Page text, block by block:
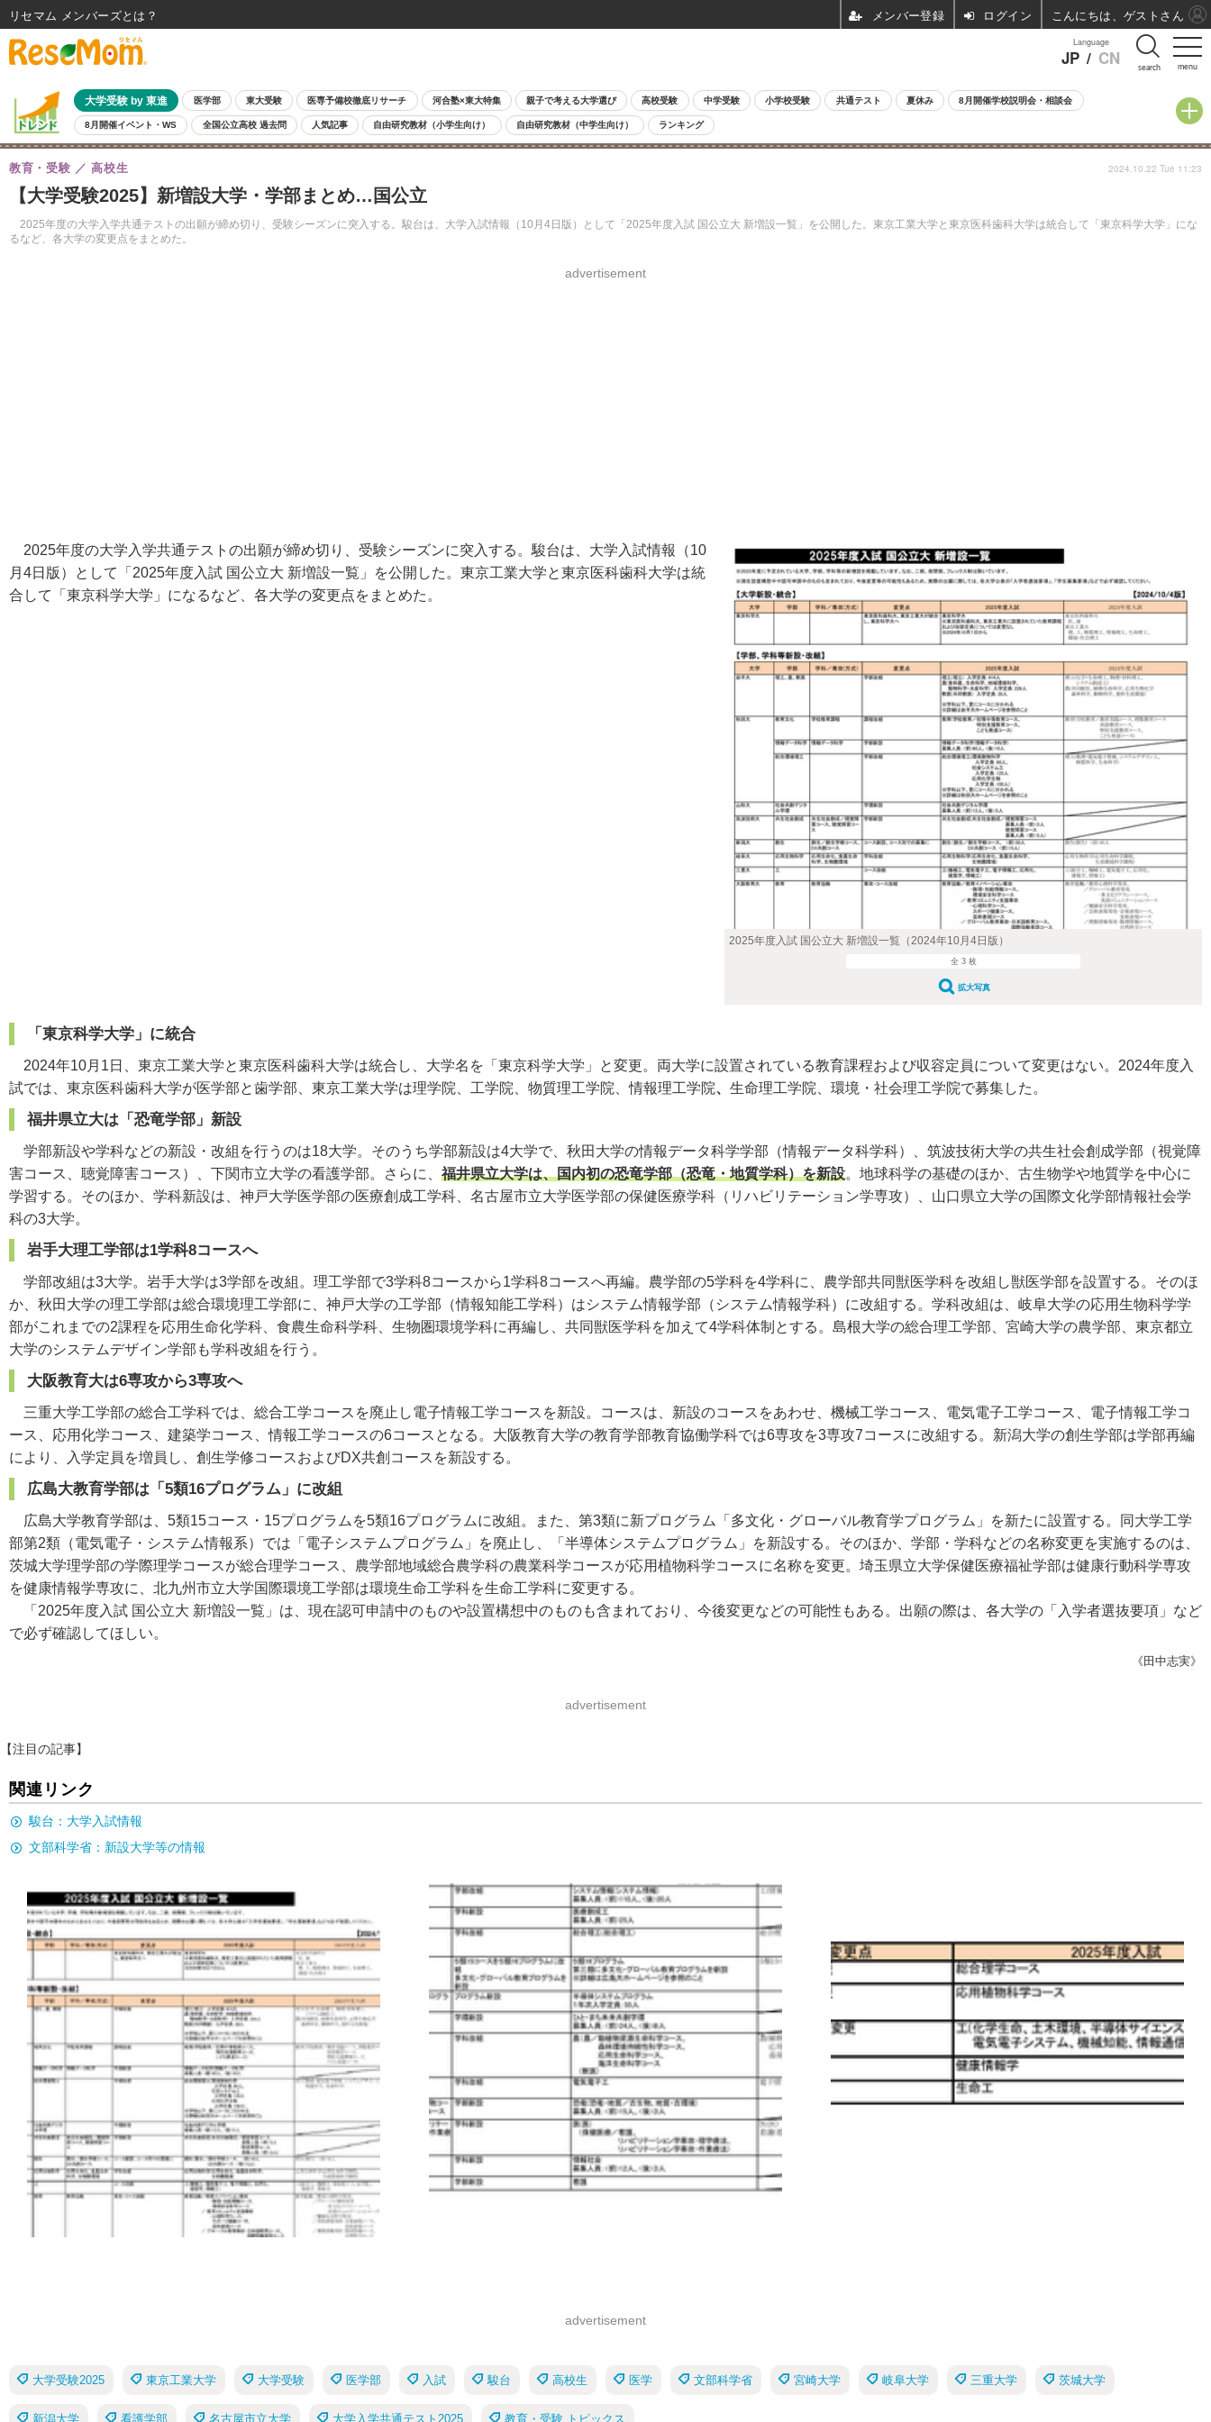
menu
Language
JP / CN search
大学受験 by 東進 医学部 東大受験 医専予備校徹底リサーチ 河合塾×東大特集 親子で考える大学選び 高校受験 中学受験 小学校受験 共通テスト 夏休み 8月開催学校説明会・相談会
8月開催イベント・WS 全国公立高校 過去問 人気記事 自由研究教材（小学生向け） 自由研究教材（中学生向け） ランキング
【大学受験2025】新増設大学・学部まとめ…国公立
2025年度の大学入学共通テストの出願が締め切り、受験シーズンに突入する。駿台は、大学入試情報（10月4日版）として「2025年度入試 国公立大 新増設一覧」を公開した。東京工業大学と東京医科歯科大学は統合して「東京科学大学」にな
るなど、各大学の変更点をまとめた。
教育・受験 高校生
advertisement
2024.10.22 Tue 11:23
2025年度入試 国公立大 新増設一覧（2024年10月4日版）
全 3 枚
拡大写真
2025年度の大学入学共通テストの出願が締め切り、受験シーズンに突入する。駿台は、大学入試情報（10
月4日版）として「2025年度入試 国公立大 新増設一覧」を公開した。東京工業大学と東京医科歯科大学は統
合して「東京科学大学」になるなど、各大学の変更点をまとめた。
「東京科学大学」に統合
2024年10月1日、東京工業大学と東京医科歯科大学は統合し、大学名を「東京科学大学」と変更。両大学に設置されている教育課程および収容定員について変更はない。2024年度入
試では、東京医科歯科大学が医学部と歯学部、東京工業大学は理学院、工学院、物質理工学院、情報理工学院、 生命理工学院、環境・社会理工学院で募集した。
福井県立大は「恐竜学部」新設
学部新設や学科などの新設・改組を行うのは18大学。そのうち学部新設は4大学で、秋田大学の情報データ科学学部（情報データ科学科）、筑波技術大学の共生社会創成学部（視覚障
害コース、聴覚障害コース）、下関市立大学の看護学部。さらに、 福井県立大学は、国内初の恐竜学部（恐竜・地質学科）を新設。地球科学の基礎のほか、古生物学や地質学を中心に
学習する。そのほか、学科新設は、神戸大学医学部の医療創成工学科、名古屋市立大学医学部の保健医療学科（リハビリテーション学専攻）、山口県立大学の国際文化学部情報社会学
科の3大学。
岩手大理工学部は1学科8コースへ
学部改組は3大学。岩手大学は3学部を改組。理工学部で3学科8コースから1学科8コースへ再編。農学部の5学科を4学科に、農学部共同獣医学科を改組し獣医学部を設置する。そのほ
か、秋田大学の理工学部は総合環境理工学部に、神戸大学の工学部（情報知能工学科）はシステム情報学部（システム情報学科）に改組する。学科改組は、岐阜大学の応用生物科学学
部がこれまでの2課程を応用生命化学科、食農生命科学科、生物圏環境学科に再編し、共同獣医学科を加えて4学科体制とする。島根大学の総合理工学部、宮崎大学の農学部、東京都立
大学のシステムデザイン学部も学科改組を行う。
大阪教育大は6専攻から3専攻へ
三重大学工学部の総合工学科では、総合工学コースを廃止し電子情報工学コースを新設。コースは、新設のコースをあわせ、機械工学コース、電気電子工学コース、電子情報工学コ
ース、応用化学コース、建築学コース、情報工学コースの6コースとなる。大阪教育大学の教育学部教育協働学科では6専攻を3専攻7コースに改組する。新潟大学の創生学部は学部再編
により、入学定員を増員し、創生学修コースおよびDX共創コースを新設する。
広島大教育学部は「5類16プログラム」に改組
広島大学教育学部は、5類15コース・15プログラムを5類16プログラムに改組。また、第3類に新プログラム「多文化・グローバル教育学プログラム」を新たに設置する。同大学工学
部第2類（電気電子・システム情報系）では「電子システムプログラム」を廃止し、「半導体システムプログラム」を新設する。そのほか、学部・学科などの名称変更を実施するのは、
茨城大学理学部の学際理学コースが総合理学コース、農学部地域総合農学科の農業科学コースが応用植物科学コースに名称を変更。埼玉県立大学保健医療福祉学部は健康行動科学専攻
を健康情報学専攻に、北九州市立大学国際環境工学部は環境生命工学科を生命工学科に変更する。
「2025年度入試 国公立大 新増設一覧」は、現在認可申請中のものや設置構想中のものも含まれており、今後変更などの可能性もある。出願の際は、各大学の「入学者選抜要項」など
で必ず確認してほしい。
《田中志実》
advertisement
【注目の記事】
関連リンク
駿台：大学入試情報
文部科学省：新設大学等の情報
advertisement
大学受験2025 東京工業大学 大学受験 医学部 入試 駿台 高校生 医学 文部科学省 宮崎大学 岐阜大学 三重大学 茨城大学
新潟大学 看護学部 名古屋市立大学 大学入学共通テスト2025 教育・受験 トピックス
リセマム メンバーズ ログイン こんにちは、ゲストさん